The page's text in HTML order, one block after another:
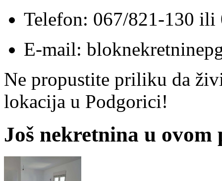
Telefon: 067/821-130 ili
E-mail:
Ne propustite priliku da
lokacija u Podgorici!
Još nekretnina u ovom